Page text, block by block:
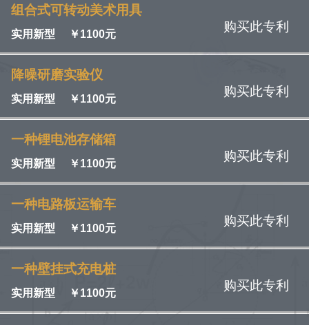
组合式可转动美术用具
实用新型 ￥1100元
购买此专利
降噪研磨实验仪
实用新型 ￥1100元
购买此专利
一种锂电池存储箱
实用新型 ￥1100元
购买此专利
一种电路板运输车
实用新型 ￥1100元
购买此专利
一种壁挂式充电桩
实用新型 ￥1100元
购买此专利